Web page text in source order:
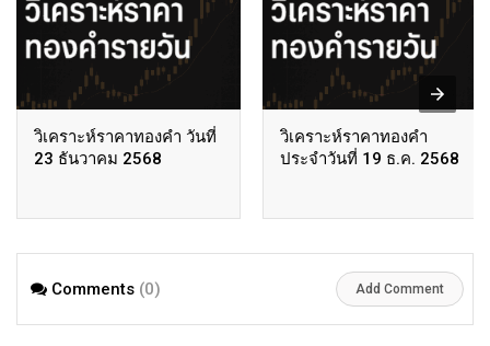
วิเคราะห์ราคาทองคำ วันที่
23 ธันวาคม 2568
วิเคราะห์ราคาทองคำ
ประจำวันที่ 19 ธ.ค. 2568
Comments (0) Add Comment